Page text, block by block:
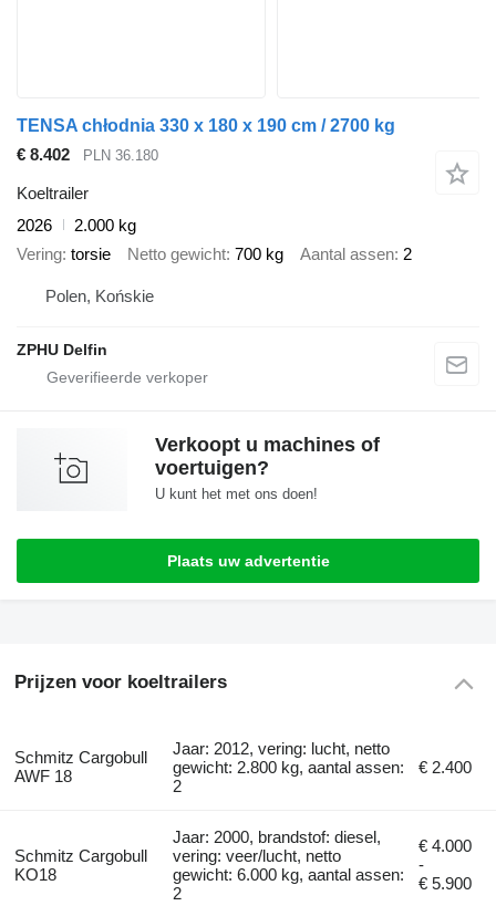
TENSA chłodnia 330 x 180 x 190 cm / 2700 kg
€ 8.402
PLN 36.180
Koeltrailer
2026
2.000 kg
Vering torsie Netto gewicht 700 kg Aantal assen 2
Polen, Końskie
ZPHU Delfin
Verkoopt u machines of
voertuigen?
U kunt het met ons doen!
Plaats uw advertentie
Prijzen voor koeltrailers
Schmitz Cargobull
AWF 18
Jaar: 2012, vering: lucht, netto
gewicht: 2.800 kg, aantal assen:
2
€ 2.400
Schmitz Cargobull
KO18
Jaar: 2000, brandstof: diesel,
vering: veer/lucht, netto
gewicht: 6.000 kg, aantal assen:
2
€ 4.000
-
€ 5.900